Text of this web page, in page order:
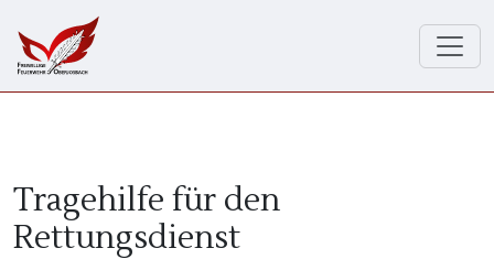
Tragehilfe für den
Rettungsdienst